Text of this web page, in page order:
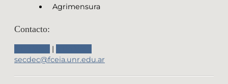
Agrimensura
Contacto:
|
secdec@fceia.unr.edu.ar